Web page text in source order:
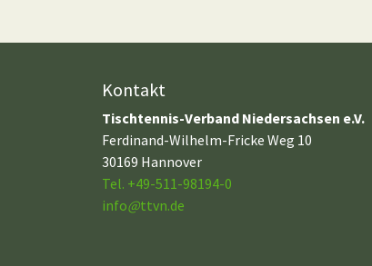
Kontakt
Tischtennis-Verband Niedersachsen e.V.
Ferdinand-Wilhelm-Fricke Weg 10
30169 Hannover
Tel. +49-511-98194-0
info@ttvn.de